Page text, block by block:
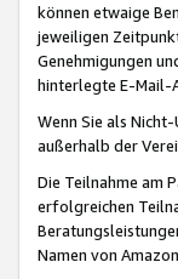
können etwaige
jeweiligen
Genehmigungen
hinterlegte E-Mail-
Wenn Sie als
außerhalb der
Die Teilnahme am
erfolgreichen
Namen von